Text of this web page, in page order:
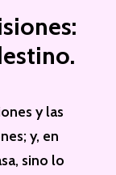
y las
y, en
sino lo